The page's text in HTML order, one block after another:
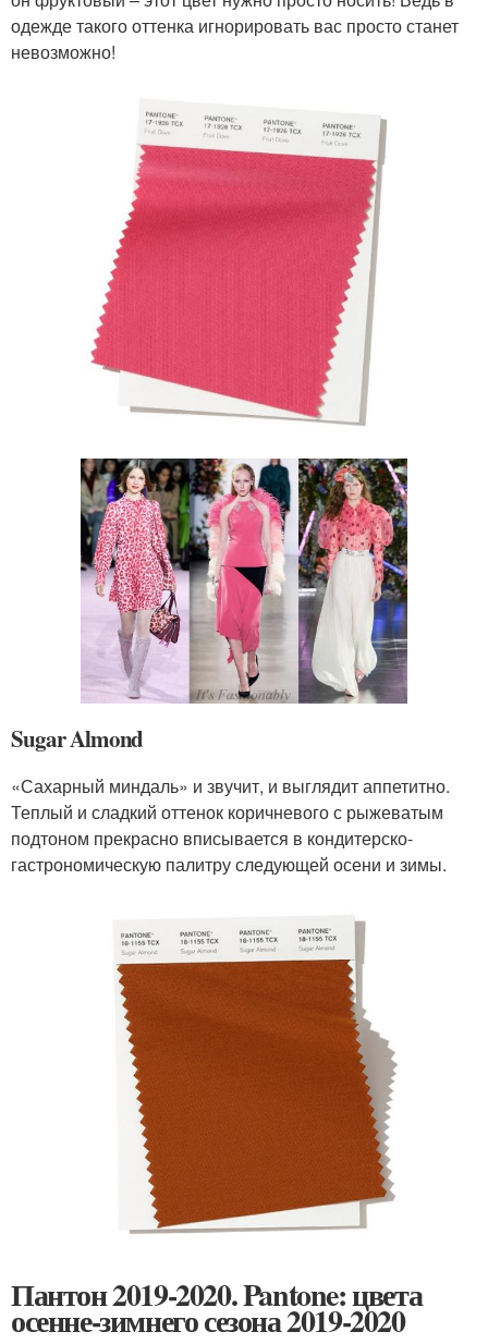
одежде такого оттенка игнорировать вас просто станет
невозможно!
Sugar Almond
«Сахарный миндаль» и звучит, и выглядит аппетитно.
Теплый и сладкий оттенок коричневого с рыжеватым
подтоном прекрасно вписывается в кондитерско-
гастрономическую палитру следующей осени и зимы.
Пантон 2019-2020. Pantone: цвета
осенне-зимнего сезона 2019-2020